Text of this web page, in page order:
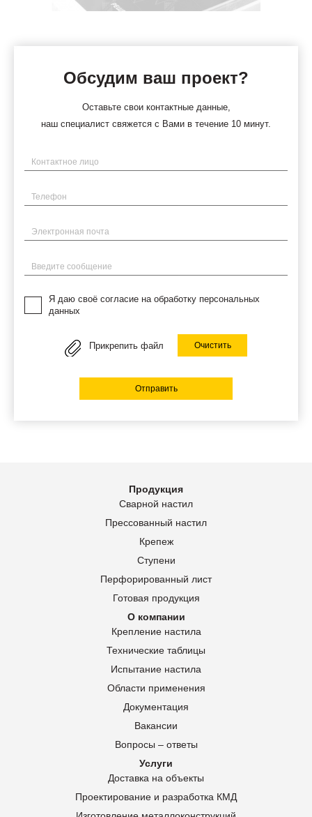
Обсудим ваш проект?
Оставьте свои контактные данные,
наш специалист свяжется с Вами в течение 10 минут.
Имя
Телефон
Электронная почта
Введите сообщение
Я даю своё согласие на обработку персональных
данных
Прикрепить файл Очистить
Отправить
Продукция
Сварной настил
Прессованный настил
Крепеж
Ступени
Перфорированный лист
Готовая продукция
О компании
Крепление настила
Технические таблицы
Испытание настила
Области применения
Документация
Вакансии
Вопросы – ответы
Услуги
Доставка на объекты
Проектирование и разработка КМД